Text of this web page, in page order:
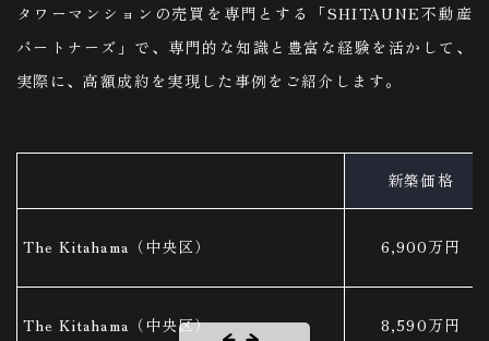
タワーマンションの売買を専門とする「SHITAUNE不動産
パートナーズ」で、専門的な知識と豊富な経験を活かして、
実際に、高額成約を実現した事例をご紹介します。
新築価格
The Kitahama（中央区） 6,900万円
The Kitahama（中央区） 8,590万円